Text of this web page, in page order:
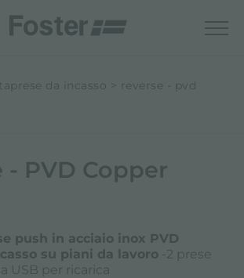
da incasso
reverse - pvd
- PVD Copper
push in acciaio inox PVD
su piani da lavoro -2 prese
USB per ricarica